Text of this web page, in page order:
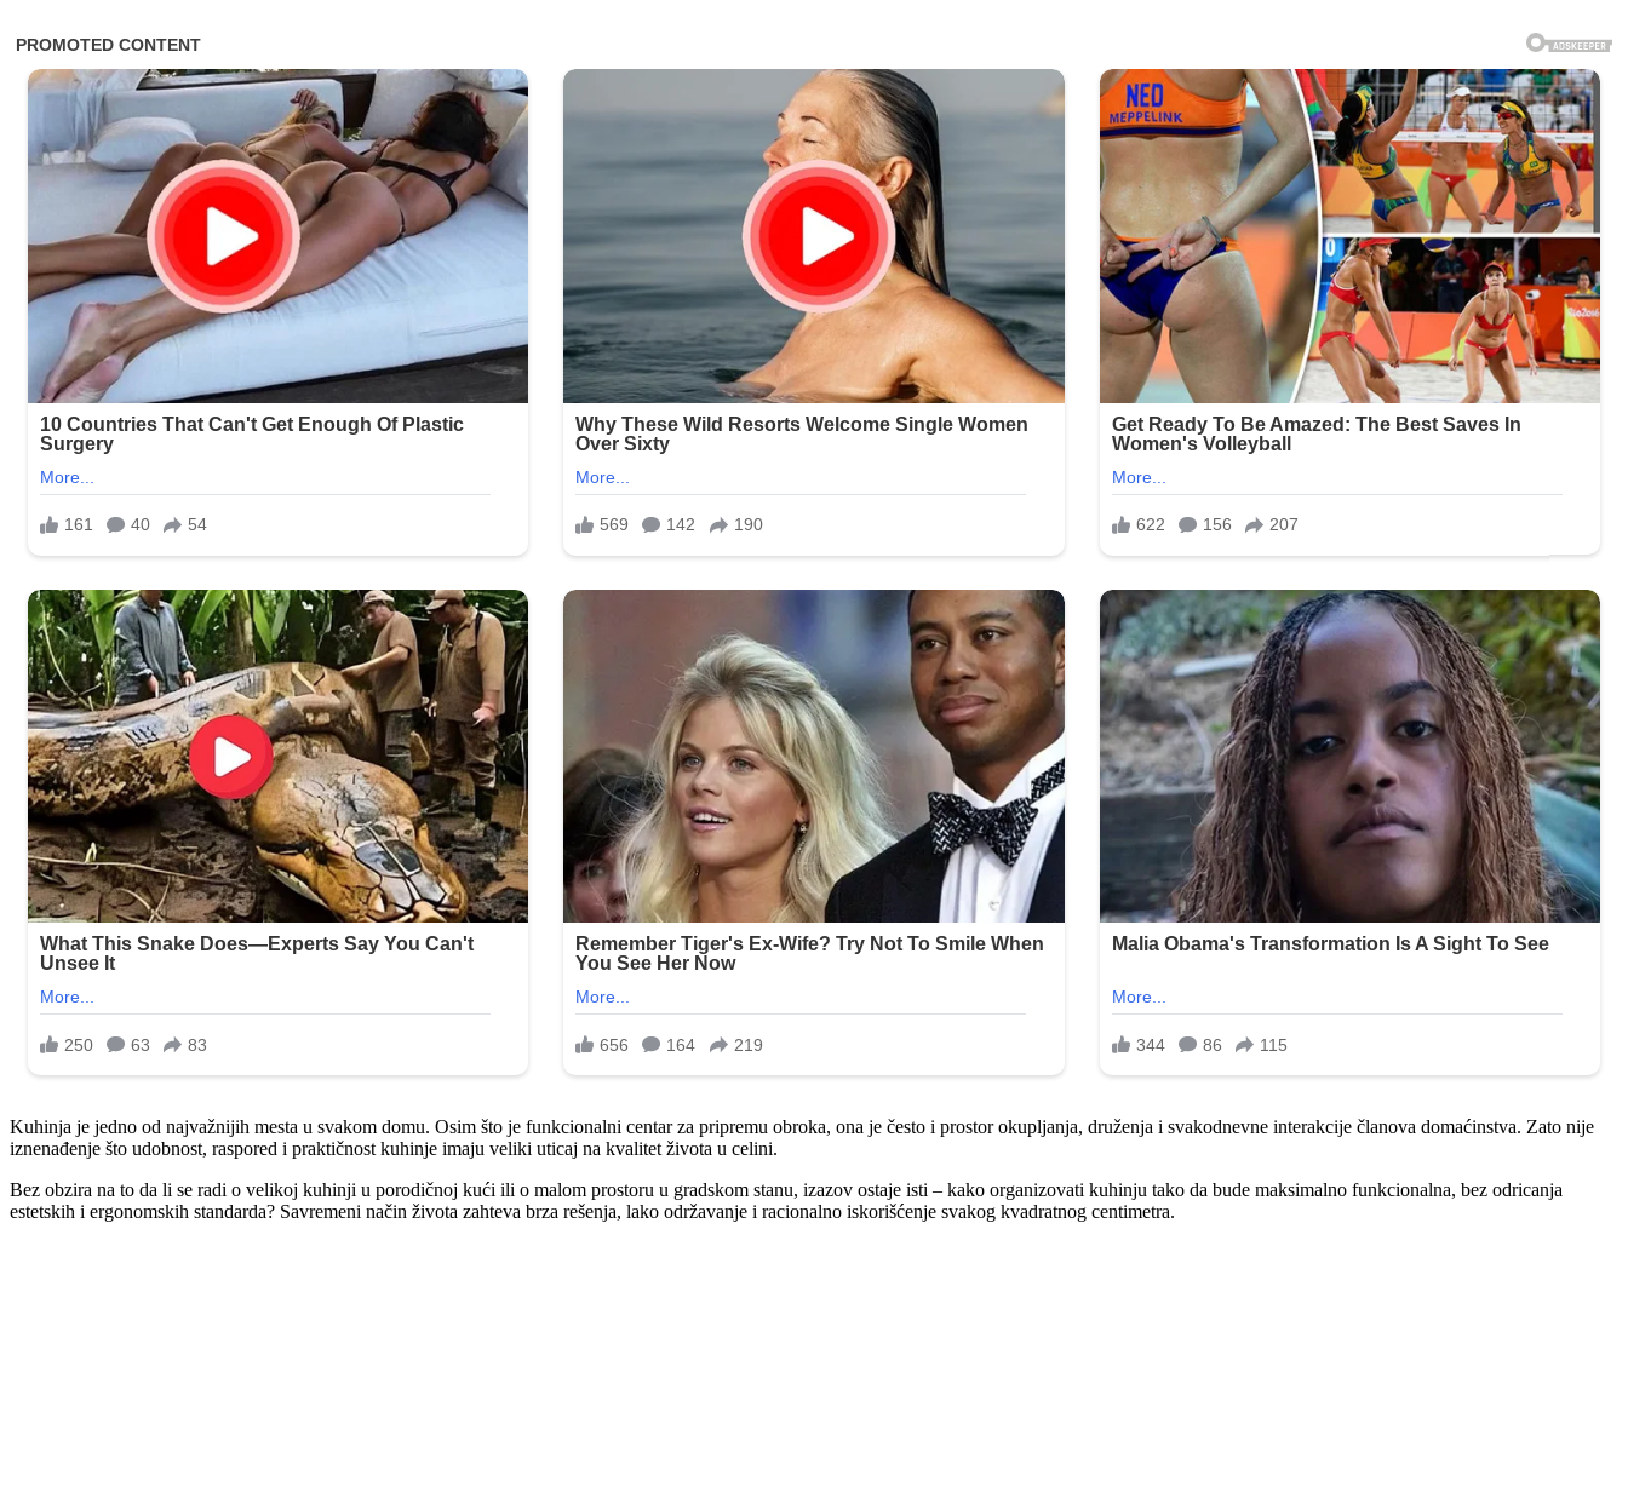
Kuhinja je jedno od najvažnijih mesta u svakom domu. Osim što je funkcionalni centar za pripremu obroka, ona je često i prostor okupljanja, druženja i svakodnevne interakcije članova domaćinstva. Zato nije
iznenađenje što udobnost, raspored i praktičnost kuhinje imaju veliki uticaj na kvalitet života u celini.
Bez obzira na to da li se radi o velikoj kuhinji u porodičnoj kući ili o malom prostoru u gradskom stanu, izazov ostaje isti – kako organizovati kuhinju tako da bude maksimalno funkcionalna, bez odricanja
estetskih i ergonomskih standarda? Savremeni način života zahteva brza rešenja, lako održavanje i racionalno iskorišćenje svakog kvadratnog centimetra.